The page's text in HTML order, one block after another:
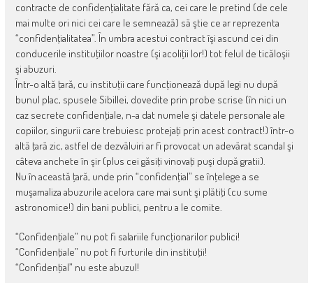
contracte de confidenţialitate fără ca, cei care le pretind (de cele
mai multe ori nici cei care le semnează) să ştie ce ar reprezenta
“confidenţialitatea”. În umbra acestui contract îşi ascund cei din
conducerile instituţiilor noastre (şi acoliţii lor!) tot felul de ticăloşii
şi abuzuri.
Într-o altă ţară, cu instituţii care funcţionează după legi nu după
bunul plac, spusele Sibillei, dovedite prin probe scrise (în nici un
caz secrete confidenţiale, n-a dat numele şi datele personale ale
copiilor, singurii care trebuiesc protejaţi prin acest contract!) într-o
altă ţară zic, astfel de dezvăluiri ar fi provocat un adevărat scandal şi
câteva anchete în şir (plus cei găsiţi vinovaţi puşi după gratii).
Nu în această ţară, unde prin “confidenţial” se înţelege a se
muşamaliza abuzurile acelora care mai sunt şi plătiţi (cu sume
astronomice!) din bani publici, pentru a le comite.
“Confidenţiale” nu pot fi salariile funcţionarilor publici!
“Confidenţiale” nu pot fi furturile din instituţii!
“Confidenţial” nu este abuzul!